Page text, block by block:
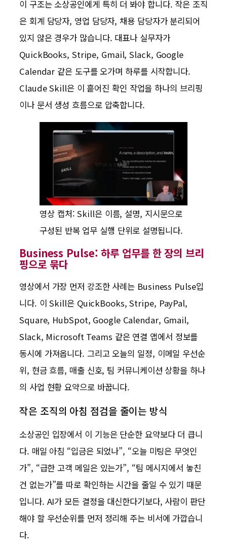
이 구조는 소상공인에게 특히 더 봐야 합니다. 작은 조직
은 회계 담당자, 영업 담당자, 채용 담당자가 분리되어
있지 않은 경우가 많습니다. 대표나 실무자가
QuickBooks, Stripe, Gmail, Slack, Google
Calendar 같은 도구를 오가며 하루를 시작합니다.
Claude Skill은 이 흩어진 확인 작업을 하나의 브리핑
이나 문서 생성 흐름으로 압축합니다.
영상 캡처: Skill은 이름, 설명, 지시문으로
구성된 반복 업무 실행 단위로 설명됩니다.
Business Pulse: 하루 업무를 한 장의 브리
핑으로 묶다
영상에서 가장 먼저 강조한 사례는 Business Pulse입
니다. 이 Skill은 QuickBooks, Stripe, PayPal,
Square, HubSpot, Google Calendar, Gmail,
Slack, Microsoft Teams 같은 연결 앱에서 정보를
동시에 가져옵니다. 그리고 오늘의 일정, 이메일 우선순
위, 현금 흐름, 매출 신호, 팀 커뮤니케이션 상황을 하나
의 사업 현황 요약으로 바꿉니다.
작은 조직의 아침 점검을 줄이는 방식
소상공인 입장에서 이 기능은 단순한 요약보다 더 큽니
다. 매일 아침 “입금은 되었나”, “오늘 미팅은 무엇인
가”, “급한 고객 메일은 있는가”, “팀 메시지에서 놓친
건 없는가”를 따로 확인하는 시간을 줄일 수 있기 때문
입니다. AI가 모든 결정을 대신한다기보다, 사람이 판단
해야 할 우선순위를 먼저 정리해 주는 비서에 가깝습니
다.